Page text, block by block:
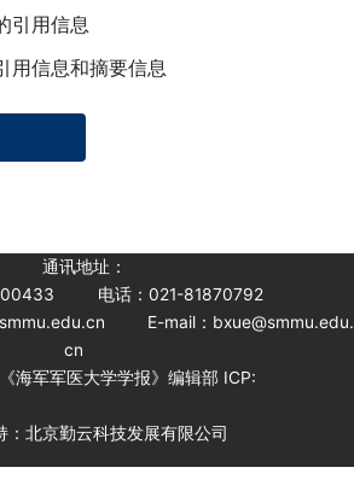
引用信息
用信息和摘要信息
通讯地址：
电话：021-81870792
E-mail：bxue@smmu.edu.
cn
海军军医大学学报》编辑部 ICP:
：北京勤云科技发展有限公司